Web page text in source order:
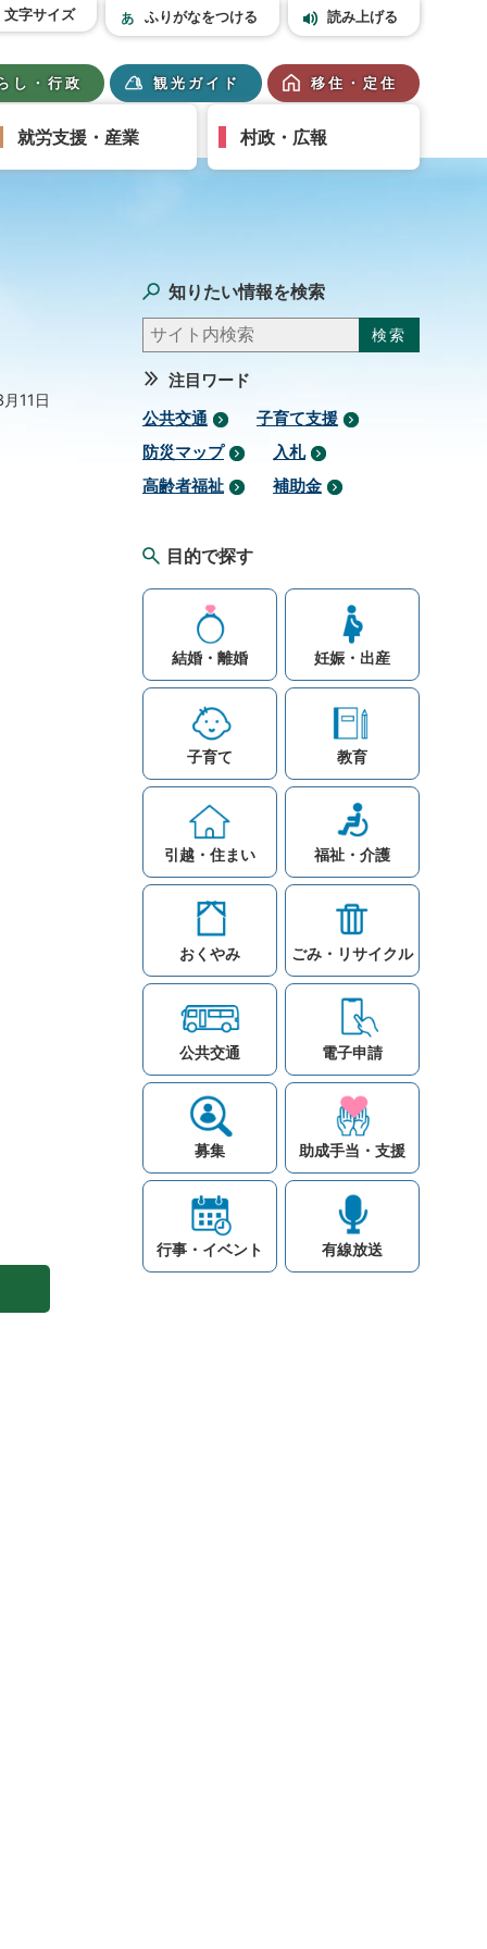
文字サイズ ふりがなをつける 読み上げる
し・行政 観光ガイド 移住・定住
就労支援・産業 村政・広報
11日
知りたい情報を検索
注目ワード
公共交通
子育て支援
防災マップ
入札
高齢者福祉
補助金
目的で探す
結婚・離婚 妊娠・出産
子育て 教育
引越・住まい 福祉・介護
おくやみ ごみ・リサイクル
公共交通 電子申請
募集 助成手当・支援
行事・イベント 有線放送